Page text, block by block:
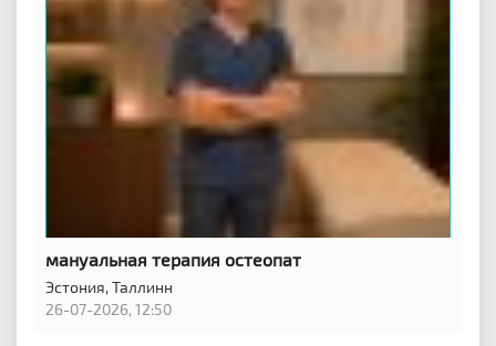
мануальная терапия остеопат
Эстония,Таллинн
26-07-2026, 12:50